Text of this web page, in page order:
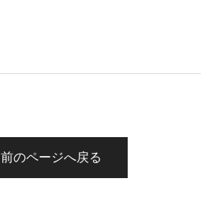
前のページへ戻る